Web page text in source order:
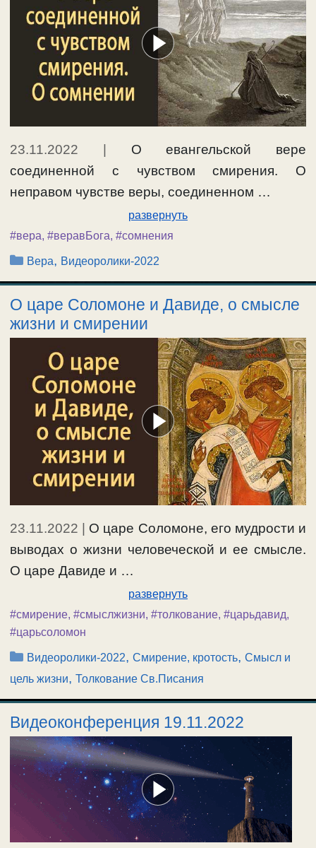
23.11.2022
О евангельской вере
соединенной с чувством смирения. О
неправом чувстве веры, соединенном …
развернуть
#вера, #веравБога, #сомнения
Рубрики
Вера, Видеоролики-2022
О царе Соломоне и Давиде, о смысле
жизни и смирении
23.11.2022
О царе Соломоне, его мудрости и
выводах о жизни человеческой и ее смысле.
О царе Давиде и …
развернуть
#смирение, #смыслжизни, #толкование, #царьдавид,
#царьсоломон
Рубрики
Видеоролики-2022,Смирение, кротость,Смысл и
цель жизни, Толкование Св.Писания
Видеоконференция 19.11.2022